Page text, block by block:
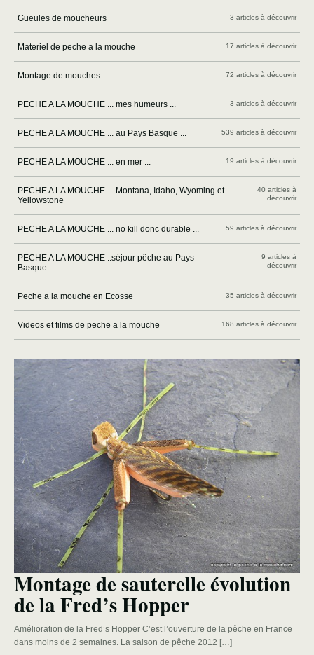
Gueules de moucheurs 3 articles à découvrir
Materiel de peche a la mouche 17 articles à découvrir
Montage de mouches 72 articles à découvrir
PECHE A LA MOUCHE ... mes humeurs ... 3 articles à découvrir
PECHE A LA MOUCHE ... au Pays Basque ... 539 articles à découvrir
PECHE A LA MOUCHE ... en mer ... 19 articles à découvrir
PECHE A LA MOUCHE ... Montana, Idaho, Wyoming et
Yellowstone
40 articles à
découvrir
PECHE A LA MOUCHE ... no kill donc durable ... 59 articles à découvrir
PECHE A LA MOUCHE ..séjour pêche au Pays
Basque...
9 articles à
découvrir
Peche a la mouche en Ecosse 35 articles à découvrir
Videos et films de peche a la mouche 168 articles à découvrir
Montage de sauterelle évolution
de la Fred’s Hopper
Amélioration de la Fred’s Hopper C’est l’ouverture de la pêche en France
dans moins de 2 semaines. La saison de pêche 2012 […]